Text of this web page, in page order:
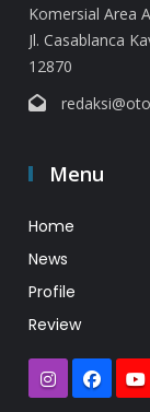
Komersial Area
Jl. Casablanca
12870
Menu
Home
News
Profile
Review